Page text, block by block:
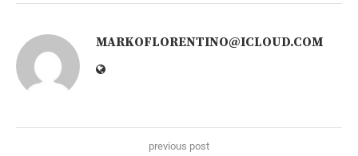
MARKOFLORENTINO@ICLOUD.COM
previous post